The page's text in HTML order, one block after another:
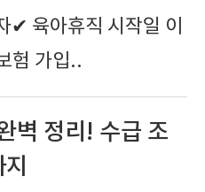
✔ 육아휴직 시작일 이
험 가입..
벽 정리! 수급 조